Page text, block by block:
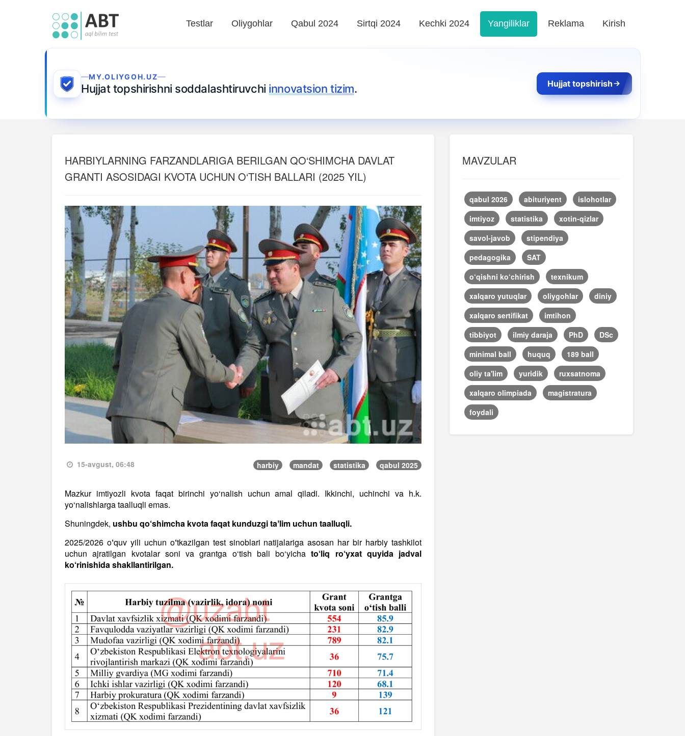
Testlar Oliygohlar Qabul 2024 Sirtqi 2024 Kechki 2024 Yangiliklar Reklama Kirish
MY.OLIYGOH.UZ
Hujjat topshirishni soddalashtiruvchi innovatsion tizim. Hujjat topshirish
HARBIYLARNING FARZANDLARIGA BERILGAN QO‘SHIMCHA DAVLAT
GRANTI ASOSIDAGI KVOTA UCHUN O‘TISH BALLARI (2025 YIL)
15-avgust, 06:48 harbiy mandat statistika qabul 2025
Mazkur imtiyozli kvota faqat birinchi yo‘nalish uchun amal qiladi. Ikkinchi, uchinchi va h.k.
yo‘nalishlarga taalluqli emas.
Shuningdek, ushbu qo‘shimcha kvota faqat kunduzgi taʼlim uchun taalluqli.
2025/2026 o‘quv yili uchun o‘tkazilgan test sinoblari natijalariga asosan har bir harbiy tashkilot
uchun ajratilgan kvotalar soni va grantga o‘tish bali bo‘yichato‘liq ro‘yxat quyida jadval
ko‘rinishida shakllantirilgan.
MAVZULAR
qabul 2026 abituriyent
islohotlar
imtiyoz
statistika
xotin-qizlar
savol-javob
stipendiya
pedagogika
SAT
o‘qishni ko‘chirish
texnikum
xalqaro yutuqlar
oliygohlar
diniy
xalqaro sertifikat
imtihon
tibbiyot
ilmiy daraja PhD
DSc
minimal ball
huquq
189 ball
oliy ta'lim
yuridik
ruxsatnoma
xalqaro olimpiada
magistratura
foydali